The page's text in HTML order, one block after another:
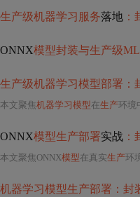
生产级机器学习服务落地
ONNX模型封装与生产级
生产级机器学习模型部署：
本文聚焦机器学习模型在生产环境
ONNX模型生产部署实战 ：
本文聚焦ONNX模型在真实生产环
机器学习模型生产部署：封